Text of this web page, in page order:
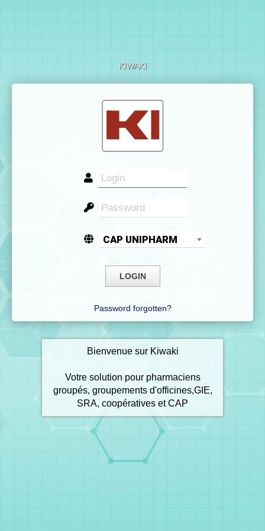
KIWAKI
CAP UNIPHARM
Password forgotten?
Bienvenue sur Kiwaki
Votre solution pour pharmaciens
groupés, groupements d'officines,GIE,
SRA, coopératives et CAP